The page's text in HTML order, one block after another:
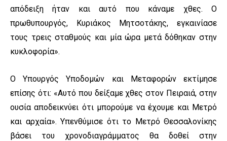
απόδειξη ήταν και αυτό που κάναμε χθες. Ο
πρωθυπουργός, Κυριάκος Μητσοτάκης, εγκαινίασε
τους τρεις σταθμούς και μία ώρα μετά δόθηκαν στην
κυκλοφορία».
Ο Υπουργός Υποδομών και Μεταφορών εκτίμησε
επίσης ότι: «Αυτό που δείξαμε χθες στον Πειραιά, στην
ουσία αποδεικνύει ότι μπορούμε να έχουμε και Μετρό
και αρχαία». Υπενθύμισε ότι το Μετρό Θεσσαλονίκης
βάσει του χρονοδιαγράμματος θα δοθεί στην